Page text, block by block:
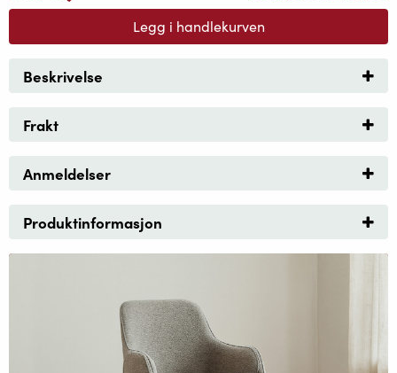
Legg i handlekurven
Beskrivelse
Frakt
Anmeldelser
Produktinformasjon